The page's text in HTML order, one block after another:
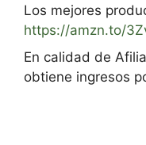
Los mejores
https://amzn.to/
En calidad de
obtiene ingresos